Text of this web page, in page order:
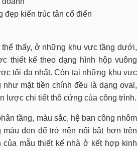
đẹp kiến trúc tân cổ điển
thấy, ở những khu vực tầng dưới,
thiết kế theo dạng hình hộp vuông
tối đa nhất. Còn tại những khu vực
như mặt tiền chính đều là dạng oval,
lược chi tiết thô cứng của công trình.
tầng, màu sắc, hệ ban công nhôm
đen để trở nên nổi bật hơn trên
của mẫu thiết kế nhà ở kết hợp kinh